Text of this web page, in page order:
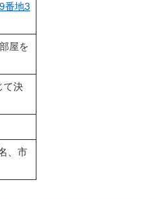
番地3
屋を
て決
、市